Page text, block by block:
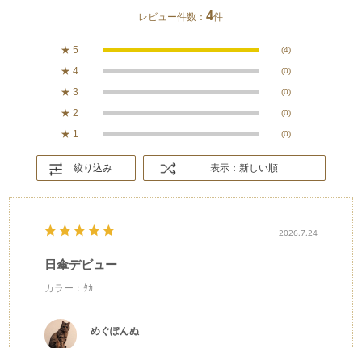
レビュー件数：4件
★ 5 (4)
★ 4 (0)
★ 3 (0)
★ 2 (0)
★ 1 (0)
絞り込み 表示：新しい順
2026.7.24
日傘デビュー
カラー：ﾀｶ
めぐぽんぬ